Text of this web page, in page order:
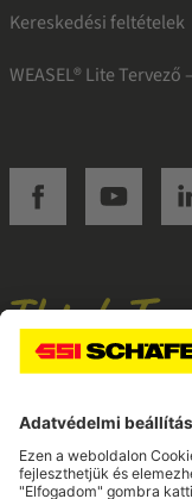
Kereskedési feltételek
WEASEL® Lite
SSI facebook
SSI
© 2026